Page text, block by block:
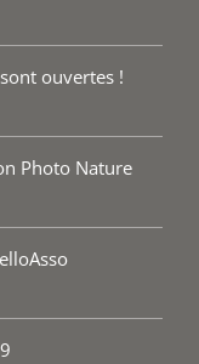
ouvertes !
Photo Nature